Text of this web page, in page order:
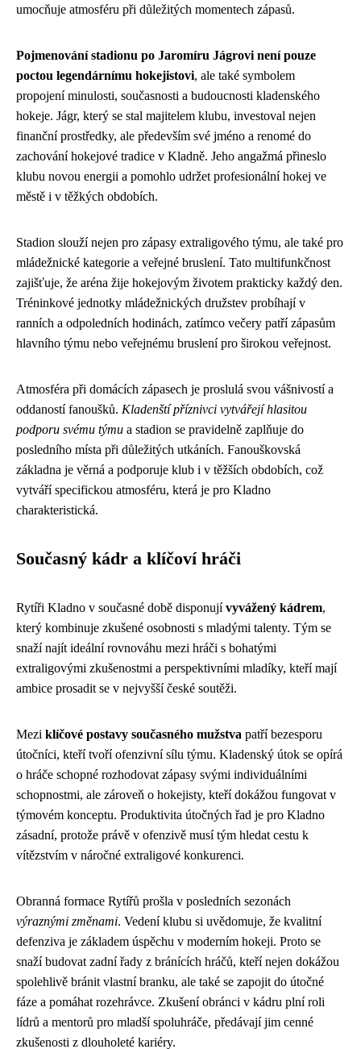
umocňuje atmosféru při důležitých momentech zápasů.
Pojmenování stadionu po Jaromíru Jágrovi není pouze
poctou legendárnímu hokejistovi, ale také symbolem
propojení minulosti, současnosti a budoucnosti kladenského
hokeje. Jágr, který se stal majitelem klubu, investoval nejen
finanční prostředky, ale především své jméno a renomé do
zachování hokejové tradice v Kladně. Jeho angažmá přineslo
klubu novou energii a pomohlo udržet profesionální hokej ve
městě i v těžkých obdobích.
Stadion slouží nejen pro zápasy extraligového týmu, ale také pro
mládežnické kategorie a veřejné bruslení. Tato multifunkčnost
zajišťuje, že aréna žije hokejovým životem prakticky každý den.
Tréninkové jednotky mládežnických družstev probíhají v
ranních a odpoledních hodinách, zatímco večery patří zápasům
hlavního týmu nebo veřejnému bruslení pro širokou veřejnost.
Atmosféra při domácích zápasech je proslulá svou vášnivostí a
oddaností fanoušků. Kladenští příznivci vytvářejí hlasitou
podporu svému týmu a stadion se pravidelně zaplňuje do
posledního místa při důležitých utkáních. Fanouškovská
základna je věrná a podporuje klub i v těžších obdobích, což
vytváří specifickou atmosféru, která je pro Kladno
charakteristická.
Současný kádr a klíčoví hráči
Rytíři Kladno v současné době disponujívyvážený kádrem,
který kombinuje zkušené osobnosti s mladými talenty. Tým se
snaží najít ideální rovnováhu mezi hráči s bohatými
extraligovými zkušenostmi a perspektivními mladíky, kteří mají
ambice prosadit se v nejvyšší české soutěži.
Mezi klíčové postavy současného mužstva patří bezesporu
útočníci, kteří tvoří ofenzivní sílu týmu. Kladenský útok se opírá
o hráče schopné rozhodovat zápasy svými individuálními
schopnostmi, ale zároveň o hokejisty, kteří dokážou fungovat v
týmovém konceptu. Produktivita útočných řad je pro Kladno
zásadní, protože právě v ofenzivě musí tým hledat cestu k
vítězstvím v náročné extraligové konkurenci.
Obranná formace Rytířů prošla v posledních sezonách
výraznými změnami. Vedení klubu si uvědomuje, že kvalitní
defenziva je základem úspěchu v moderním hokeji. Proto se
snaží budovat zadní řady z bránících hráčů, kteří nejen dokážou
spolehlivě bránit vlastní branku, ale také se zapojit do útočné
fáze a pomáhat rozehrávce. Zkušení obránci v kádru plní roli
lídrů a mentorů pro mladší spoluhráče, předávají jim cenné
zkušenosti z dlouholeté kariéry.